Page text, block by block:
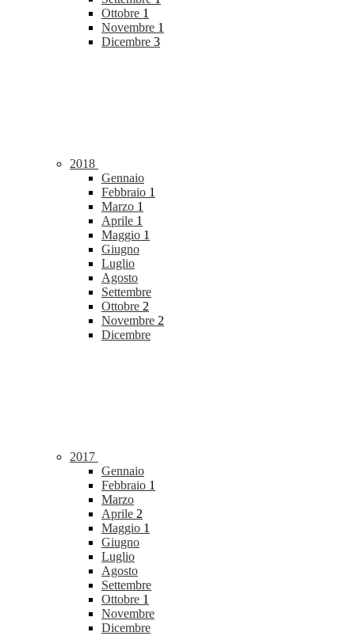
Ottobre 1
Novembre 1
Dicembre 3
2018
Gennaio
Febbraio 1
Marzo 1
Aprile 1
Maggio 1
Giugno
Luglio
Agosto
Settembre
Ottobre 2
Novembre 2
Dicembre
2017
Gennaio
Febbraio 1
Marzo
Aprile 2
Maggio 1
Giugno
Luglio
Agosto
Settembre
Ottobre 1
Novembre
Dicembre